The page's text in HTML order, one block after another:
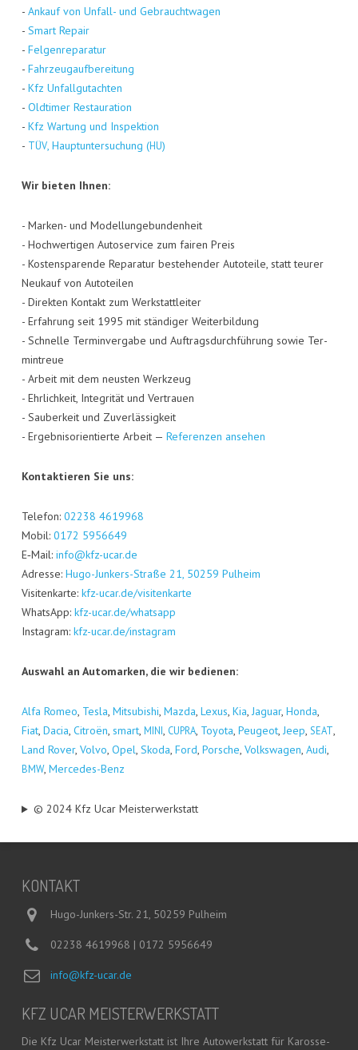
- Ankauf von Unfall- und Gebraucht­wa­gen
- Smart Repair
- Fel­gen­re­pa­ra­tur
- Fahr­zeug­auf­be­rei­tung
- Kfz Unfall­gut­ach­ten
- Old­ti­mer Restau­ra­ti­on
- Kfz War­tung und Inspek­ti­on
- TÜV, Haupt­un­ter­su­chung (HU)
Wir bie­ten Ihnen:
- Mar­ken- und Model­lun­ge­bun­den­heit
- Hoch­wer­ti­gen Auto­ser­vice zum fai­ren Preis
- Kos­ten­spa­ren­de Repa­ra­tur bestehen­der Auto­tei­le, statt teu­rer
Neu­kauf von Auto­tei­len
- Direk­ten Kon­takt zum Werk­statt­lei­ter
- Erfah­rung seit 1995 mit stän­di­ger Wei­ter­bil­dung
- Schnel­le Ter­min­ver­ga­be und Auf­trags­durch­füh­rung sowie Ter­
min­treue
- Arbeit mit dem neus­ten Werk­zeug
- Ehr­lich­keit, Inte­gri­tät und Ver­trau­en
- Sau­ber­keit und Zuver­läs­sig­keit
- Ergeb­nis­ori­en­tier­te Arbeit — Refe­ren­zen ansehen
Kon­tak­tie­ren Sie uns:
Tele­fon: 02238 4619968
Mobil: 0172 5956649
E‑Mail: info@kfz-ucar.de
Adres­se: Hugo-Jun­kers-Stra­ße 21, 50259 Pul­heim
Visi­ten­kar­te: kfz-ucar.de/visitenkarte
Whats­App: kfz-ucar.de/whatsapp
Insta­gram: kfz-ucar.de/instagram
Aus­wahl an Auto­mar­ken, die wir bedienen:
Alfa Romeo, Tes­la, Mitsu­bi­shi, Maz­da, Lexus, Kia, Jagu­ar, Hon­da,
Fiat, Dacia, Citro­ën, smart, MINI, CUPRA, Toyo­ta, Peu­geot, Jeep, SEAT,
Land Rover, Vol­vo, Opel, Sko­da, Ford, Por­sche, Volks­wa­gen, Audi,
BMW, Mer­ce­des-Benz
© 2024 Kfz Ucar Meisterwerkstatt
KON­TAKT
Hugo-Junkers-Str. 21, 50259 Pulheim
02238 4619968 | 0172 5956649
info@kfz-ucar.de
KFZ UCAR MEISTERWERKSTATT
Die Kfz Ucar Meis­ter­werk­statt ist Ihre Auto­werk­statt für Karos­se­